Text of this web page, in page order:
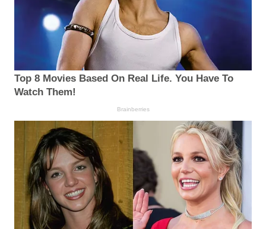
Top 8 Movies Based On Real Life. You Have To
Watch Them!
Brainberries